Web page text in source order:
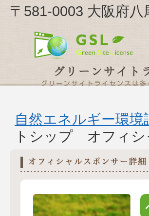
〒581-0003 大阪府
自然エネルギー環境
トシップ オフィシ